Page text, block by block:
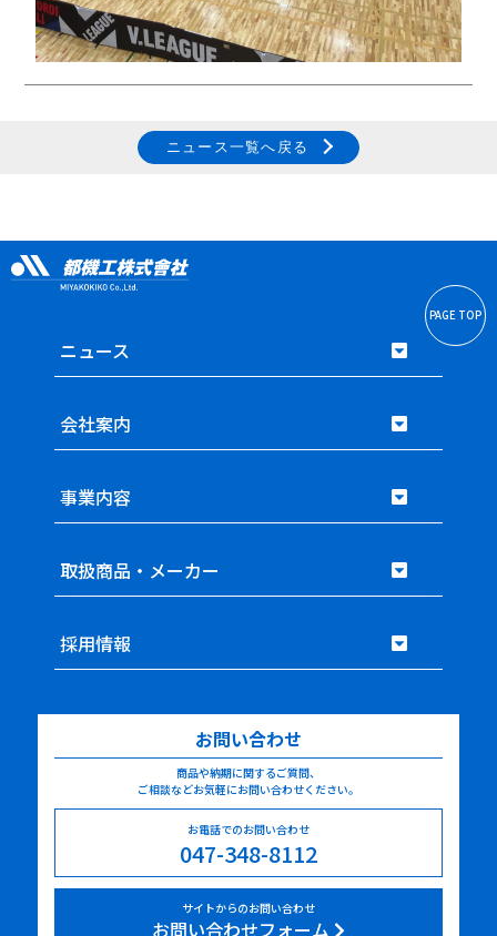
ニュース一覧へ戻る
PAGE TOP
ニュース
会社案内
事業内容
取扱商品・メーカー
採用情報
お問い合わせ
商品や納期に関するご質問、
ご相談などお気軽にお問い合わせください。
お電話でのお問い合わせ
047-348-8112
サイトからのお問い合わせ
お問い合わせフォーム